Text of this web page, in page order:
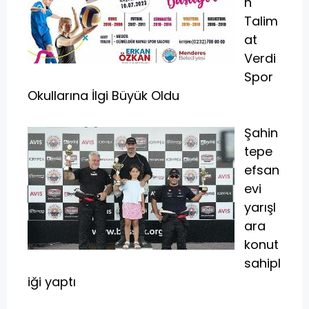
Talim
at
Verdi
Spor
Okullarına İlgi Büyük Oldu
Şahin
tepe
efsan
evi
yarışl
ara
konut
sahipl
iği yaptı